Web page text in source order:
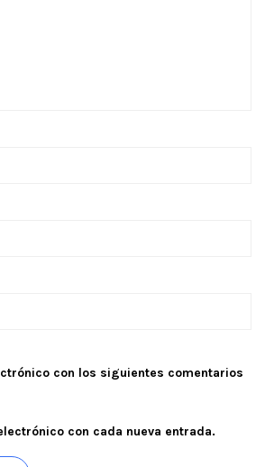
con los siguientes comentarios
con cada nueva entrada.